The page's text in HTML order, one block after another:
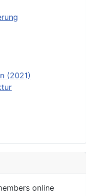
(2021)
online